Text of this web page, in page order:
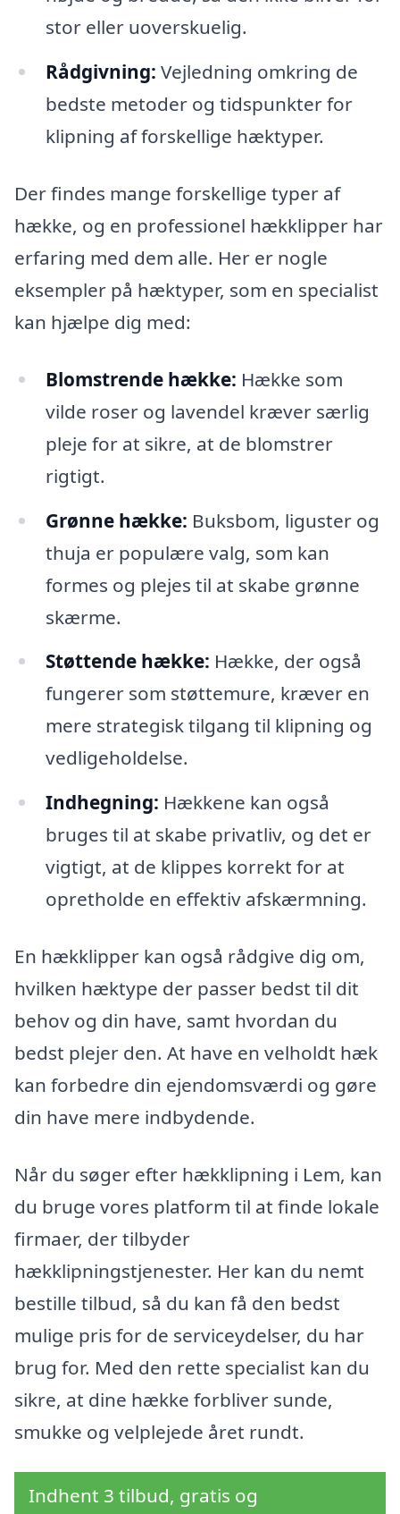
stor eller uoverskuelig.
Rådgivning: Vejledning omkring de
bedste metoder og tidspunkter for
klipning af forskellige hæktyper.
Der findes mange forskellige typer af
hække, og en professionel hækklipper har
erfaring med dem alle. Her er nogle
eksempler på hæktyper, som en specialist
kan hjælpe dig med:
Blomstrende hække: Hække som
vilde roser og lavendel kræver særlig
pleje for at sikre, at de blomstrer
rigtigt.
Grønne hække: Buksbom, liguster og
thuja er populære valg, som kan
formes og plejes til at skabe grønne
skærme.
Støttende hække: Hække, der også
fungerer som støttemure, kræver en
mere strategisk tilgang til klipning og
vedligeholdelse.
Indhegning: Hækkene kan også
bruges til at skabe privatliv, og det er
vigtigt, at de klippes korrekt for at
opretholde en effektiv afskærmning.
En hækklipper kan også rådgive dig om,
hvilken hæktype der passer bedst til dit
behov og din have, samt hvordan du
bedst plejer den. At have en velholdt hæk
kan forbedre din ejendomsværdi og gøre
din have mere indbydende.
Når du søger efter hækklipning i Lem, kan
du bruge vores platform til at finde lokale
firmaer, der tilbyder
hækklipningstjenester. Her kan du nemt
bestille tilbud, så du kan få den bedst
mulige pris for de serviceydelser, du har
brug for. Med den rette specialist kan du
sikre, at dine hække forbliver sunde,
smukke og velplejede året rundt.
Indhent 3 tilbud, gratis og